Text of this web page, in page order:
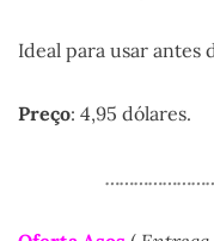
Ideal para usar antes
Preço: 4,95 dólares.